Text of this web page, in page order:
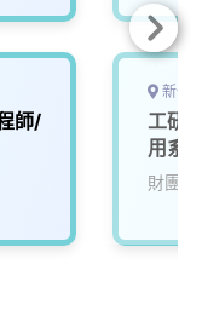
師/
新竹
工研
用系
財團法